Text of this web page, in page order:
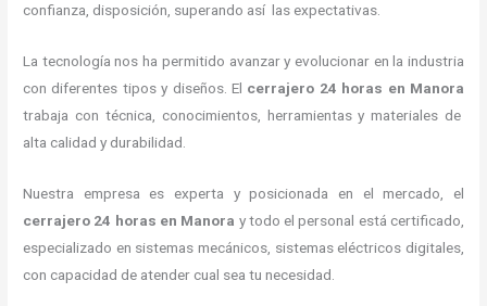
confianza, disposición, superando así las expectativas.
La tecnología nos ha permitido avanzar y evolucionar en la industria
con diferentes tipos y diseños. El cerrajero 24 horas en Manora
trabaja con técnica, conocimientos, herramientas y materiales de
alta calidad y durabilidad.
Nuestra empresa es experta y posicionada en el mercado, el
cerrajero 24 horas en Manora y todo el personal está certificado,
especializado en sistemas mecánicos, sistemas eléctricos digitales,
con capacidad de atender cual sea tu necesidad.